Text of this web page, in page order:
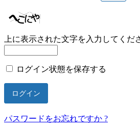
上に表示された文字を入力してくだ
ログイン状態を保存する
パスワードをお忘れですか ?